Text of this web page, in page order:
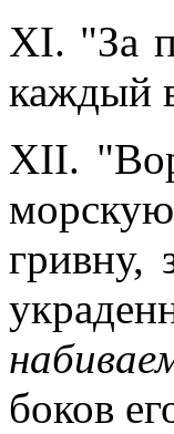
XI. "За
каждый
XII.
гривну,
боков